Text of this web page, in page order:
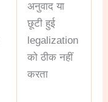
अनुवाद या
छूटी हुई
legalization
को ठीक नहीं
करता